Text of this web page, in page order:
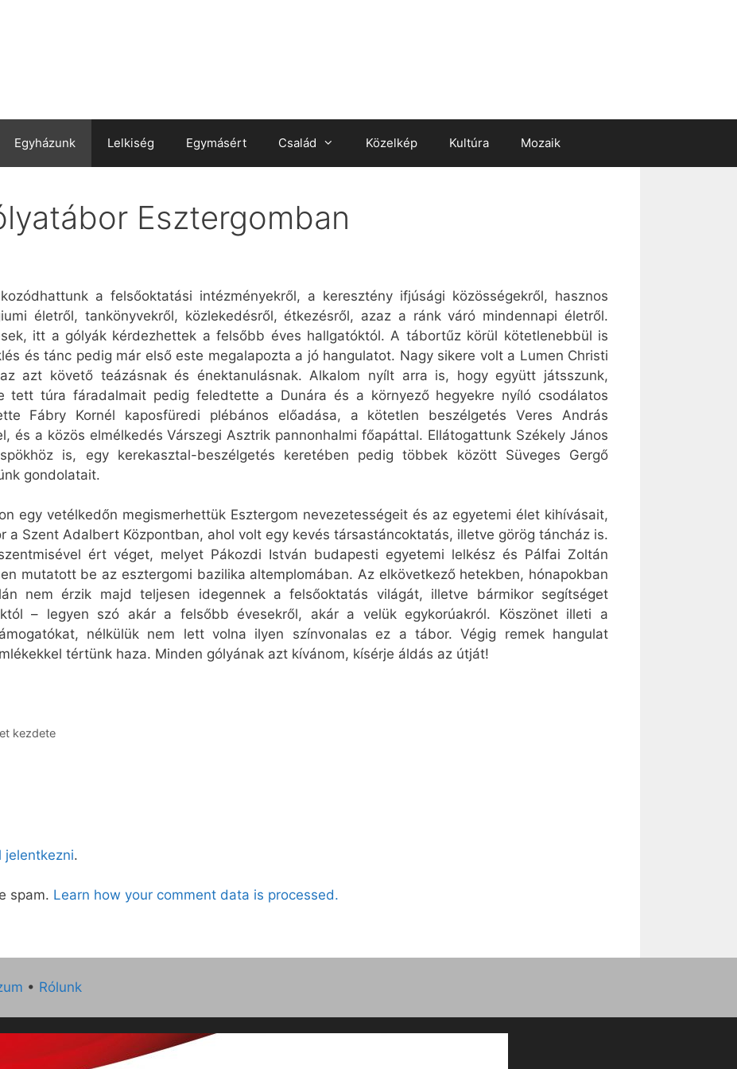
Egyházunk Lelkiség Egymásért Család Közelkép Kultúra Mozaik
Esztergomban
a felsőoktatási intézményekről, a keresztény ifjúsági közösségekről, hasznos
életről, tankönyvekről, közlekedésről, étkezésről, azaz a ránk váró mindennapi életről.
itt a gólyák kérdezhettek a felsőbb éves hallgatóktól. A tábortűz körül kötetlenebbül is
és tánc pedig már első este megalapozta a jó hangulatot. Nagy sikere volt a Lumen Christi
azt követő teázásnak és énektanulásnak. Alkalom nyílt arra is, hogy együtt játsszunk,
tett túra fáradalmait pedig feledtette a Dunára és a környező hegyekre nyíló csodálatos
Fábry Kornél kaposfüredi plébános előadása, a kötetlen beszélgetés Veres András
és a közös elmélkedés Várszegi Asztrik pannonhalmi főapáttal. Ellátogattunk Székely János
is, egy kerekasztal-beszélgetés keretében pedig többek között Süveges Gergő
gondolatait.
egy vetélkedőn megismerhettük Esztergom nevezetességeit és az egyetemi élet kihívásait,
a Szent Adalbert Központban, ahol volt egy kevés társastáncoktatás, illetve görög táncház is.
ért véget, melyet Pákozdi István budapesti egyetemi lelkész és Pálfai Zoltán
mutatott be az esztergomi bazilika altemplomában. Az elkövetkező hetekben, hónapokban
nem érzik majd teljesen idegennek a felsőoktatás világát, illetve bármikor segítséget
– legyen szó akár a felsőbb évesekről, akár a velük egykorúakról. Köszönet illeti a
nélkülük nem lett volna ilyen színvonalas ez a tábor. Végig remek hangulat
tértünk haza. Minden gólyának azt kívánom, kísérje áldás az útját!
kezdete
jelentkezni.
spam. Learn how your comment data is processed.
• Rólunk